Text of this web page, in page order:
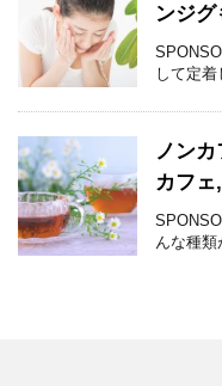
ンジグ
して定
ノン
カフェ
んな種